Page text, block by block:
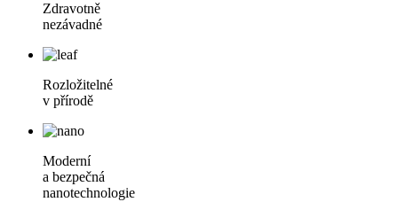
Zdravotně
nezávadné
Rozložitelné
v přírodě
Moderní
a bezpečná
nanotechnologie